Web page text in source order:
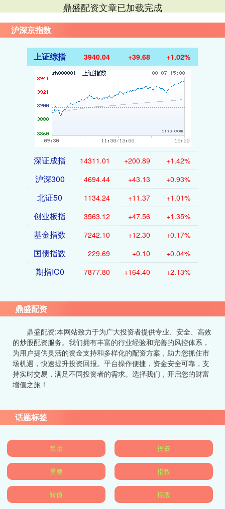
鼎盛配资文章已加载完成
沪深京指数
上证综指 3940.04 +39.68 +1.02%
深证成指 14311.01 +200.89 +1.42%
沪深300 4694.44 +43.13 +0.93%
北证50 1134.24 +11.37 +1.01%
创业板指 3563.12 +47.56 +1.35%
基金指数 7242.10 +12.30 +0.17%
国债指数 229.69 +0.10 +0.04%
期指IC0 7877.80 +164.40 +2.13%
鼎盛配资
鼎盛配资:本网站致力于为广大投资者提供专业、安全、高效
的炒股配资服务。我们拥有丰富的行业经验和完善的风控体系，
为用户提供灵活的资金支持和多样化的配资方案，助力您抓住市
场机遇，快速提升投资回报。平台操作便捷，资金安全可靠，支
持实时交易，满足不同投资者的需求。选择我们，开启您的财富
增值之旅！
话题标签
集团 投资
重整 指数
转债 控股